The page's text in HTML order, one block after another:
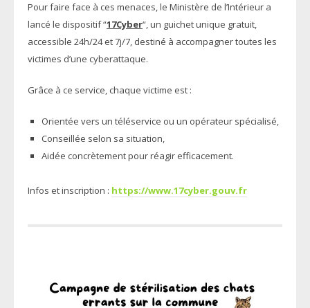
Pour faire face à ces menaces, le Ministère de l’Intérieur a
lancé le dispositif “17Cyber“, un guichet unique gratuit,
accessible 24h/24 et 7j/7, destiné à accompagner toutes les
victimes d’une cyberattaque.
Grâce à ce service, chaque victime est :
Orientée vers un téléservice ou un opérateur spécialisé,
Conseillée selon sa situation,
Aidée concrètement pour réagir efficacement.
Infos et inscription : https://www.17cyber.gouv.fr